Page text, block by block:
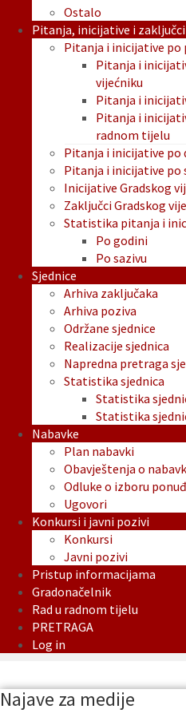
Ostalo
Pitanja, inicijative i zaključci
Pitanja i inicijative po
Pitanja i
vijećniku
Pitanja i
Pitanja i
radnom tijelu
Pitanja i inicijative po
Pitanja i inicijative po
Inicijative Gradskog
Zaključci Gradskog
Statistika pitanja i
Po godini
Po sazivu
Sjednice
Arhiva zaključaka
Arhiva poziva
Održane sjednice
Realizacije sjednica
Napredna pretraga
Statistika sjednica
Statistika
Statistika
Nabavke
Plan nabavki
Obavještenja o
Odluke o izboru
Ugovori
Konkursi i javni pozivi
Konkursi
Javni pozivi
Pristup informacijama
Gradonačelnik
Rad u radnom tijelu
PRETRAGA
Log in
Najave za medije